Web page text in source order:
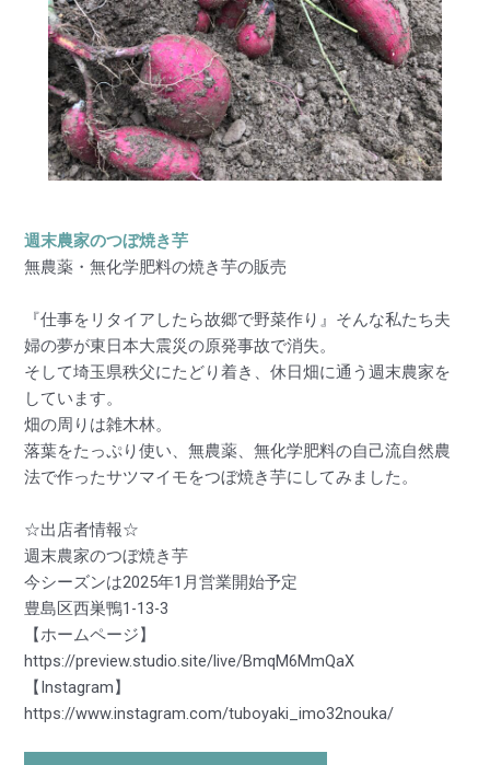
週末農家のつぼ焼き芋
無農薬・無化学肥料の焼き芋の販売
『仕事をリタイアしたら故郷で野菜作り』そんな私たち夫
婦の夢が東日本大震災の原発事故で消失。
そして埼玉県秩父にたどり着き、休日畑に通う週末農家を
しています。
畑の周りは雑木林。
落葉をたっぷり使い、無農薬、無化学肥料の自己流自然農
法で作ったサツマイモをつぼ焼き芋にしてみました。
☆出店者情報☆
週末農家のつぼ焼き芋
今シーズンは2025年1月営業開始予定
豊島区西巣鴨1-13-3
【ホームページ】
https://preview.studio.site/live/BmqM6MmQaX
【Instagram】
https://www.instagram.com/tuboyaki_imo32nouka/